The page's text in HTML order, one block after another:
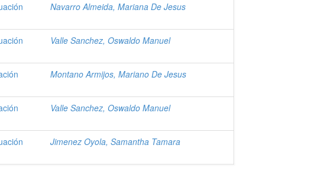
Navarro Almeida, Mariana De Jesus
Valle Sanchez, Oswaldo Manuel
Montano Armijos, Mariano De Jesus
Valle Sanchez, Oswaldo Manuel
Jimenez Oyola, Samantha Tamara